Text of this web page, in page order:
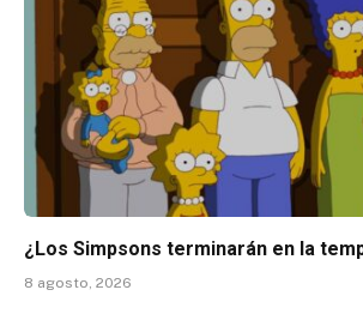
¿Los Simpsons terminarán en la
8 agosto, 2026